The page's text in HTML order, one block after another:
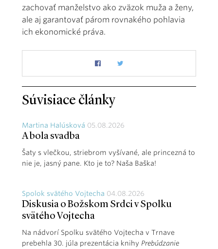
zachovať manželstvo ako zväzok muža a ženy,
ale aj garantovať párom rovnakého pohlavia
ich ekonomické práva.
Súvisiace články
Martina Halúsková 05.08.2026
A bola svadba
Šaty s vlečkou, striebrom vyšívané, ale princezná to
nie je, jasný pane. Kto je to? Naša Baška!
Spolok svätého Vojtecha 04.08.2026
Diskusia o Božskom Srdci v Spolku
svätého Vojtecha
Na nádvorí Spolku svätého Vojtecha v Trnave
prebehla 30. júla prezentácia knihy Prebúdzanie